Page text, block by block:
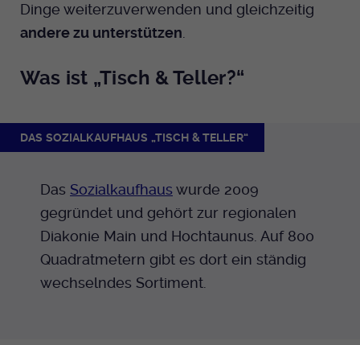
Dinge weiterzuverwenden und gleichzeitig
andere zu unterstützen
Was ist „Tisch & Teller?“
DAS SOZIALKAUFHAUS „TISCH & TELLER“
Das Sozialkaufhaus wurde 2009
gegründet und gehört zur regionalen
Diakonie Main und Hochtaunus. Auf 800
Quadratmetern gibt es dort ein ständig
wechselndes Sortiment.
Laufzeit Ende der Sitzung
Zweck
wenn die PHP session() Methode benutzt
wird.
Name uid
Laufzeit Ende der Sitzung
Zweck
Webseite.
Anbieter Medienhaus der EKHN GmbH